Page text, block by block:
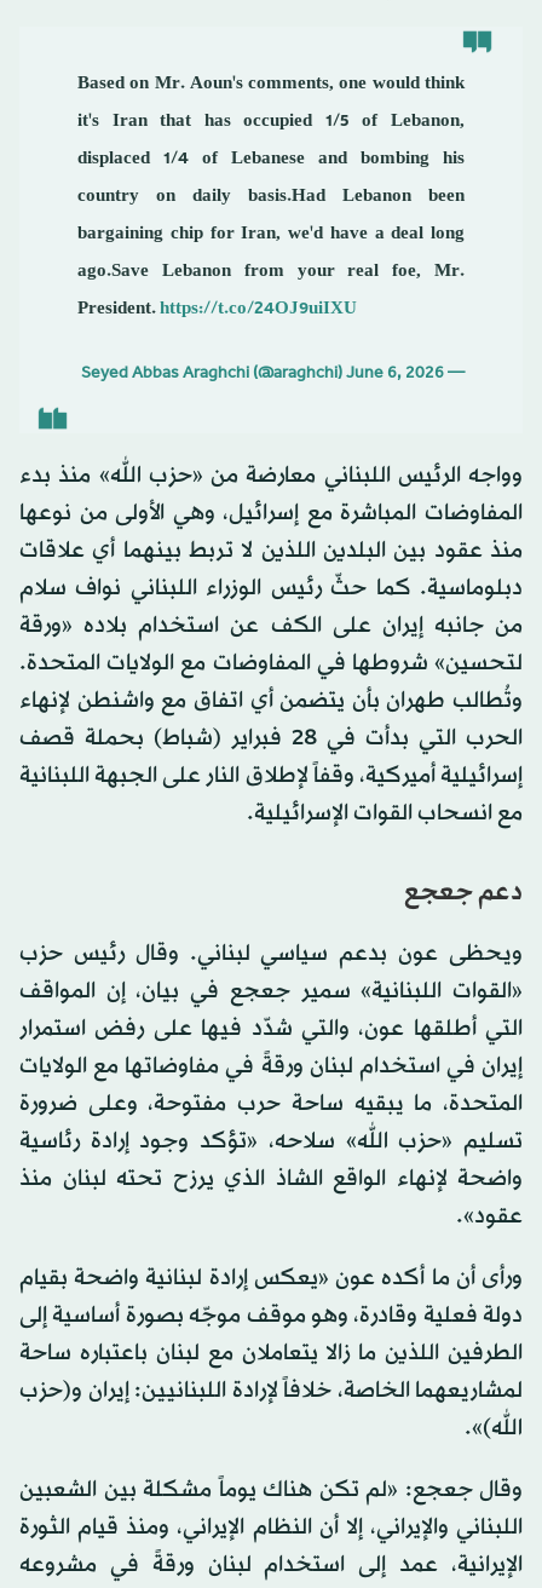
Based on Mr. Aoun's comments, one would think
it's Iran that has occupied 1/5 of Lebanon,
displaced 1/4 of Lebanese and bombing his
country on daily basis.Had Lebanon been
bargaining chip for Iran, we'd have a deal long
ago.Save Lebanon from your real foe, Mr.
President.https://t.co/24OJ9uiIXU
— Seyed Abbas Araghchi (@araghchi)
June 6, 2026
وواجه الرئيس اللبناني معارضة من «حزب الله» منذ بدء
المفاوضات المباشرة مع إسرائيل، وهي الأولى من نوعها
منذ عقود بين البلدين اللذين لا تربط بينهما أي علاقات
دبلوماسية. كما حثّ رئيس الوزراء اللبناني نواف سلام
من جانبه إيران على الكف عن استخدام بلاده «ورقة
لتحسين» شروطها في المفاوضات مع الولايات المتحدة.
وتُطالب طهران بأن يتضمن أي اتفاق مع واشنطن لإنهاء
الحرب التي بدأت في 28 فبراير (شباط) بحملة قصف
إسرائيلية أميركية، وقفاً لإطلاق النار على الجبهة اللبنانية
مع انسحاب القوات الإسرائيلية.
دعم جعجع
ويحظى عون بدعم سياسي لبناني. وقال رئيس حزب
«القوات اللبنانية» سمير جعجع في بيان، إن المواقف
التي أطلقها عون، والتي شدّد فيها على رفض استمرار
إيران في استخدام لبنان ورقةً في مفاوضاتها مع الولايات
المتحدة، ما يبقيه ساحة حرب مفتوحة، وعلى ضرورة
تسليم «حزب الله» سلاحه، «تؤكد وجود إرادة رئاسية
واضحة لإنهاء الواقع الشاذ الذي يرزح تحته لبنان منذ
عقود».
ورأى أن ما أكده عون «يعكس إرادة لبنانية واضحة بقيام
دولة فعلية وقادرة، وهو موقف موجّه بصورة أساسية إلى
الطرفين اللذين ما زالا يتعاملان مع لبنان باعتباره ساحة
لمشاريعهما الخاصة، خلافاً لإرادة اللبنانيين: إيران و(حزب
الله)».
وقال جعجع: «لم تكن هناك يوماً مشكلة بين الشعبين
اللبناني والإيراني، إلا أن النظام الإيراني، ومنذ قيام الثورة
الإيرانية، عمد إلى استخدام لبنان ورقةً في مشروعه